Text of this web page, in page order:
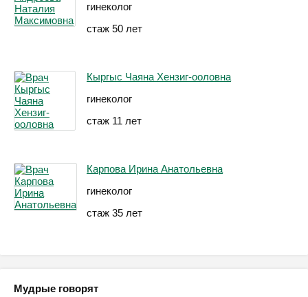
гинеколог
стаж 50 лет
Кыргыс Чаяна Хензиг-ооловна
гинеколог
стаж 11 лет
Карпова Ирина Анатольевна
гинеколог
стаж 35 лет
Мудрые говорят